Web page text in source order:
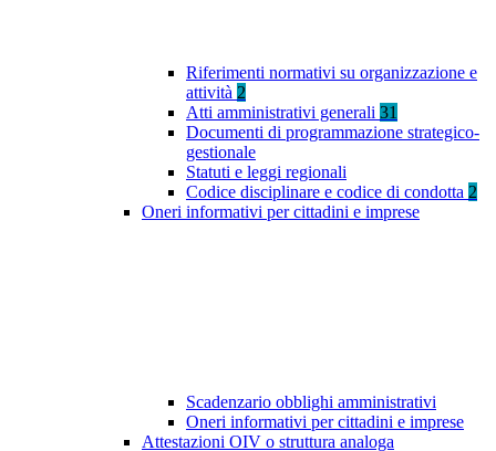
Riferimenti normativi su organizzazione e
attività 2
Atti amministrativi generali 31
Documenti di programmazione strategico-
gestionale
Statuti e leggi regionali
Codice disciplinare e codice di condotta 2
Oneri informativi per cittadini e imprese
Scadenzario obblighi amministrativi
Oneri informativi per cittadini e imprese
Attestazioni OIV o struttura analoga